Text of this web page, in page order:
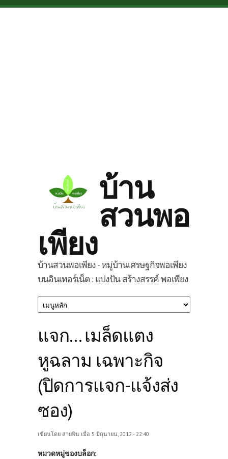
Skip to main content
บ้าน
สวนพอ
เพียง
บ้านสวนพอเพียง - หมู่บ้านเศรษฐกิจพอเพียง
บนอินเทอร์เน็ต : แบ่งปัน สร้างสรรค์ พอเพียง
แจก... เมล็ดแตง
หูฉลาม เฉพาะกิจ
(ปิดการแจก-แจ้งส่ง
ซอง)
เขียนโดย สายพิน เมื่อ 5 มิถุนายน, 2012 - 22:40
หมวดหมู่ของบล็อก: